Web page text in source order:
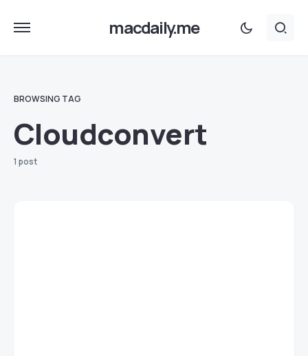
macdaily.me
BROWSING TAG
Cloudconvert
1 post